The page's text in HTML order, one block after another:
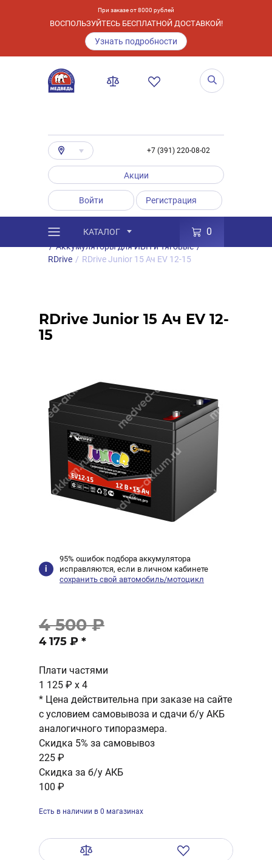
При заказе от 8000 рублей
ВОСПОЛЬЗУЙТЕСЬ БЕСПЛАТНОЙ ДОСТАВКОЙ!
Узнать подробности
+7 (391) 220-08-02
Акции
Войти Регистрация
КАТАЛОГ 0
Каталог / Товары
Аккумуляторы
/ Аккумуляторы для ИБП и Тяговые /
RDrive / RDrive Junior 15 Ач EV 12-15
RDrive Junior 15 Ач EV 12-
15
95% ошибок подбора аккумулятора
исправляются, если в личном кабинете
сохранить свой автомобиль/мотоцикл
4 500 ₽
4 175 ₽ *
Плати частями
1 125 ₽ x 4
* Цена действительна при заказе на сайте
с условием самовывоза и сдачи б/у АКБ
аналогичного типоразмера.
Скидка 5% за самовывоз
225 ₽
Скидка за б/у АКБ
100 ₽
Есть в наличии в 0 магазинах